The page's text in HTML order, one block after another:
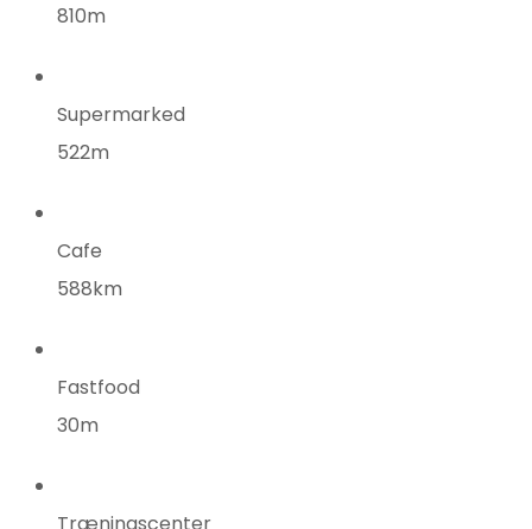
810m
Supermarked
522m
Cafe
588km
Fastfood
30m
Træningscenter